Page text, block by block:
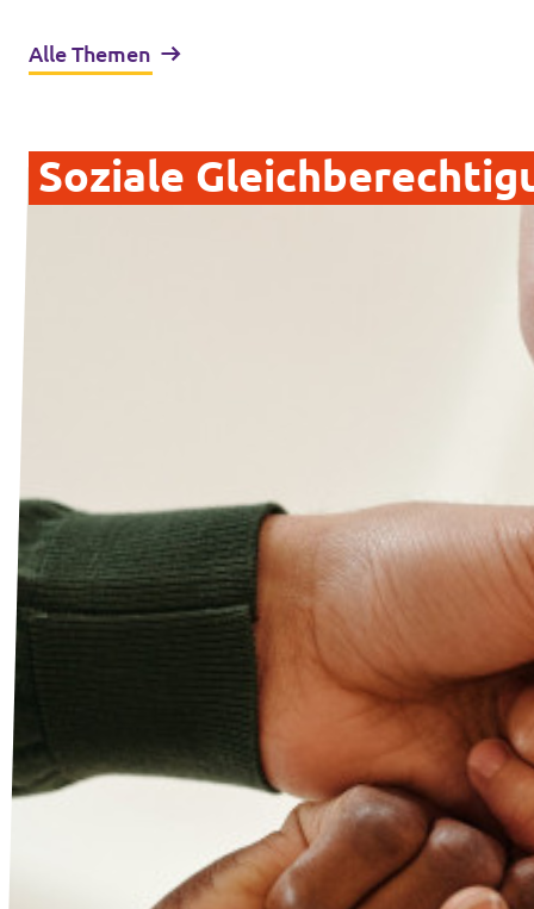
Alle Themen
Soziale